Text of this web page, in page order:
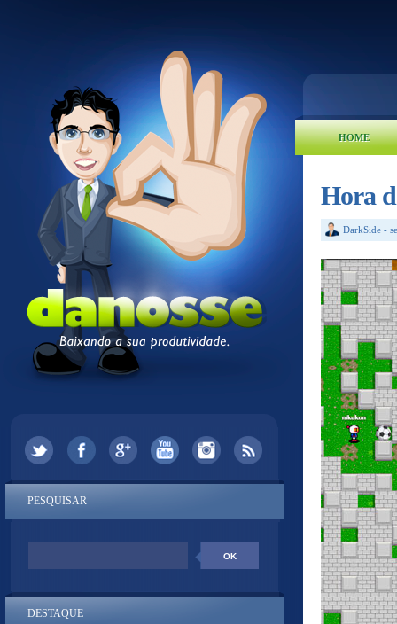
HOME
Hora
DarkSide -
PESQUISAR
DESTAQUE